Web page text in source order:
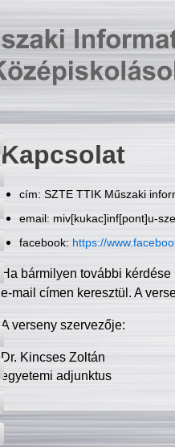
Kapcsolat
cím: SZTE TTIK Műszaki
email: miv[kukac]inf[pont]u-
facebook: https://
Ha bármilyen további
e-mail címen keresztül. A
A verseny szervezője:
Dr. Kincses Zoltán
egyetemi adjunktus